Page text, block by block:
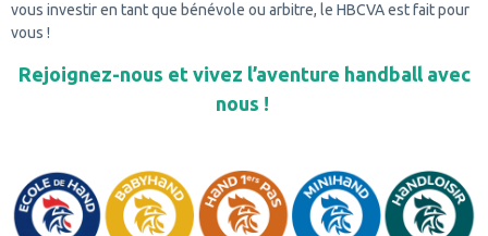
vous investir en tant que bénévole ou arbitre, le HBCVA est fait pour
vous !
Rejoignez-nous et vivez l’aventure handball avec
nous !